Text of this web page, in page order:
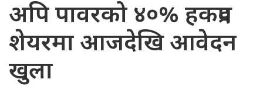
अपि पावरको ४०% हकप्रद
शेयरमा आजदेखि आवेदन
खुला